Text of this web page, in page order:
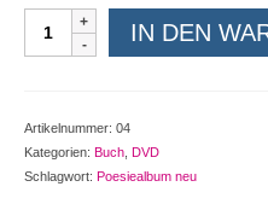
Arten
(Kombiangebot)
Menge
IN DEN
Artikelnummer: 04
Kategorien: Buch DVD
Schlagwort: Poesiealbum neu